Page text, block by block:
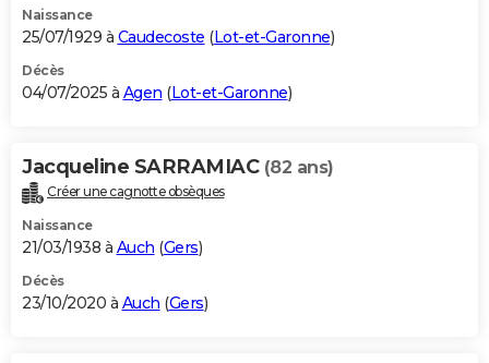
Dictionnaire
Biographies
Citations
Expressions
Proverbes
PROGRAMME TV
S'inscrire
Se connecter
Lycées
Collèges
Primaires
Universités
Entreprises
Service militaire
Avis de recherche
AVIS DE DÉCÈS
Bricolage
Lifestyle
Culture
Sport
Auto
Television
Voyage
Cinema
Naissance
25/07/1929 à Caudecoste (Lot-et-Garonne)
Décès
04/07/2025 à Agen (Lot-et-Garonne)
Jacqueline SARRAMIAC (82 ans)
Créer une cagnotte obsèques
Naissance
21/03/1938 à Auch (Gers)
Décès
23/10/2020 à Auch (Gers)